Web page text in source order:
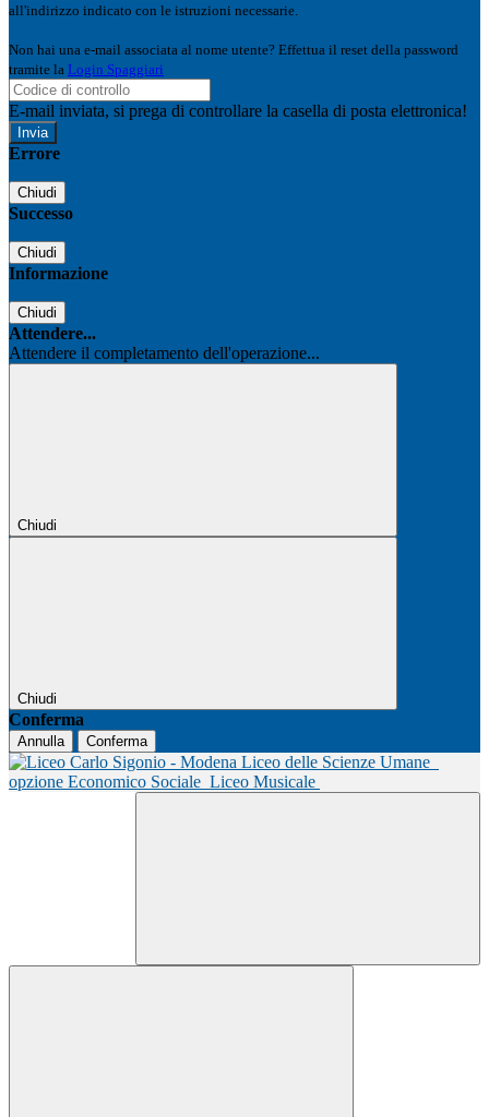
all'indirizzo indicato con le istruzioni necessarie.
Non hai una e-mail associata al nome utente? Effettua il reset della password
tramite la Login Spaggiari
E-mail inviata, si prega di controllare la casella di posta elettronica!
Errore
Chiudi
Successo
Chiudi
Informazione
Chiudi
Attendere...
Attendere il completamento dell'operazione...
Chiudi
Chiudi
Conferma
Annulla Conferma
Liceo delle Scienze Umane
opzione Economico Sociale Liceo Musicale